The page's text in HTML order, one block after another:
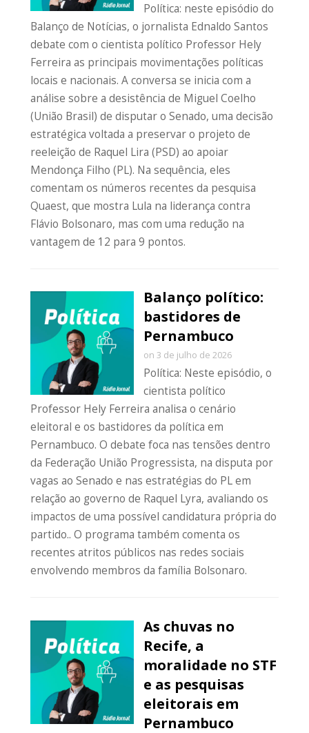
Política: neste episódio do
Balanço de Notícias, o jornalista Ednaldo Santos
debate com o cientista político Professor Hely
Ferreira as principais movimentações políticas
locais e nacionais. A conversa se inicia com a
análise sobre a desistência de Miguel Coelho
(União Brasil) de disputar o Senado, uma decisão
estratégica voltada a preservar o projeto de
reeleição de Raquel Lira (PSD) ao apoiar
Mendonça Filho (PL). Na sequência, eles
comentam os números recentes da pesquisa
Quaest, que mostra Lula na liderança contra
Flávio Bolsonaro, mas com uma redução na
vantagem de 12 para 9 pontos.
Balanço político:
bastidores de
Pernambuco
on 3 de julho de 2026
Política: Neste episódio, o
cientista político
Professor Hely Ferreira analisa o cenário
eleitoral e os bastidores da política em
Pernambuco. O debate foca nas tensões dentro
da Federação União Progressista, na disputa por
vagas ao Senado e nas estratégias do PL em
relação ao governo de Raquel Lyra, avaliando os
impactos de uma possível candidatura própria do
partido.. O programa também comenta os
recentes atritos públicos nas redes sociais
envolvendo membros da família Bolsonaro.
As chuvas no
Recife, a
moralidade no STF
e as pesquisas
eleitorais em
Pernambuco